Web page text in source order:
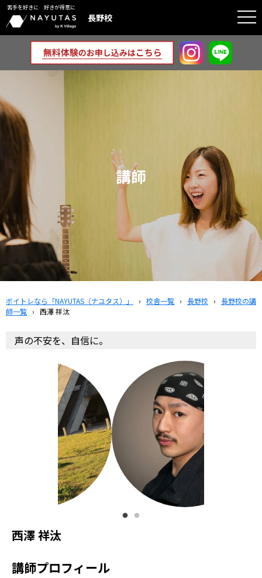
苦手を好きに 好きが得意に
長野校
講師
ボイトレなら「NAYUTAS（ナユタス）」 › 校舎一覧 › 長野校 ›
長野校の講
師一覧 › 西澤 祥汰
声の不安を、自信に。
西澤 祥汰
講師プロフィール